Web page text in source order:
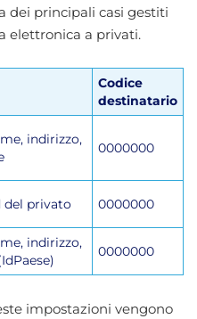
dei principali casi gestiti
elettronica a privati.
Codice
destinatario
indirizzo,
0000000
del privato 0000000
indirizzo,
0000000
impostazioni vengono